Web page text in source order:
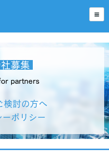
募集
partners
検討の方へ
ーポリシー